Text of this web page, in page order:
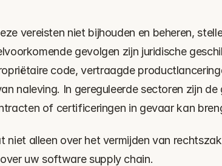
vereisten niet bijhouden en beheren,
gevolgen zijn juridische
code, vertraagde
naleving. In gereguleerde sectoren zijn
of certificeringen in gevaar kan
niet alleen over het vermijden van
uw software supply chain.